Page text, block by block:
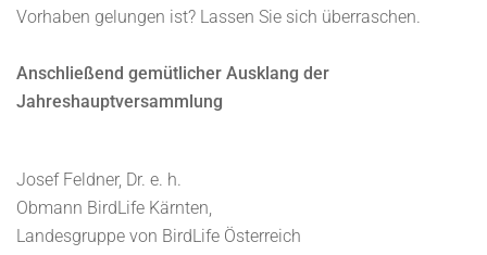
Vorhaben gelungen ist? Lassen Sie sich überraschen.
Anschließend gemütlicher Ausklang der
Jahreshauptversammlung
Josef Feldner, Dr. e. h.
Obmann BirdLife Kärnten,
Landesgruppe von BirdLife Österreich